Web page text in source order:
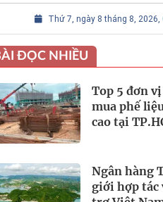
Thành phố Thủ công sáng tạo Thế giới
Thứ 7, ngày 8 tháng 8, 2026,
ĐỌC NHIỀU
Top 5 đơn
mua phế
cao tại
Ngân hàng
giới hợp tác